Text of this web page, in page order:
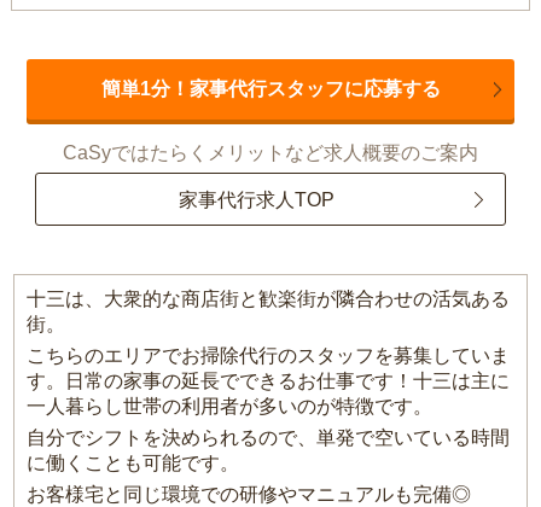
簡単1分！家事代行スタッフに応募する
CaSyではたらくメリットなど求人概要のご案内
家事代行求人TOP
十三は、大衆的な商店街と歓楽街が隣合わせの活気ある
街。
こちらのエリアでお掃除代行のスタッフを募集していま
す。日常の家事の延長でできるお仕事です！十三は主に
一人暮らし世帯の利用者が多いのが特徴です。
自分でシフトを決められるので、単発で空いている時間
に働くことも可能です。
お客様宅と同じ環境での研修やマニュアルも完備◎